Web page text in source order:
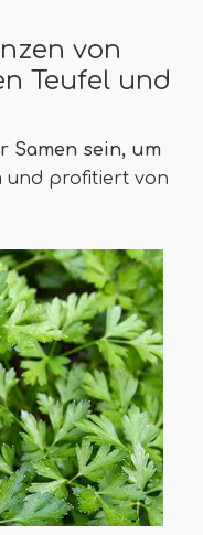
von
Teufel und
Samen sein, um
und profitiert von